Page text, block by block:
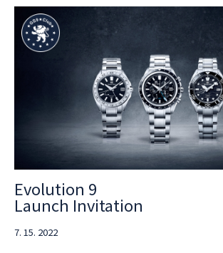
Evolution 9
Launch Invitation
7. 15. 2022